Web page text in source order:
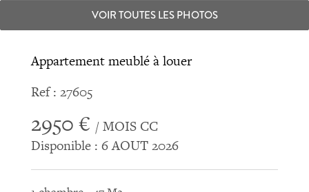
VOIR TOUTES LES PHOTOS
Appartement meublé à louer
Ref : 27605
2950 € / MOIS CC
Disponible : 6 AOUT 2026